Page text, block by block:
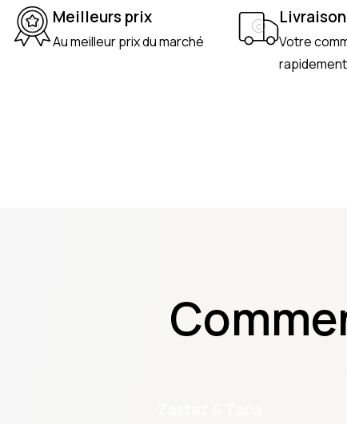
Meilleurs prix
Au meilleur prix du marché
Votre
rapidement